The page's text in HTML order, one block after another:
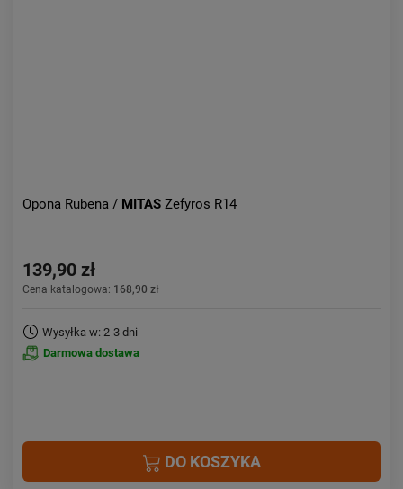
Opona Rubena / MITAS Zefyros R14
139,90 zł
Cena katalogowa: 168,90 zł
Wysyłka w: 2-3 dni
Darmowa dostawa
DO KOSZYKA